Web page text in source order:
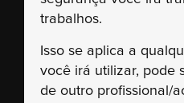
trabalhos.
Isso se aplica a
você irá utilizar, pode
de outro profissional/